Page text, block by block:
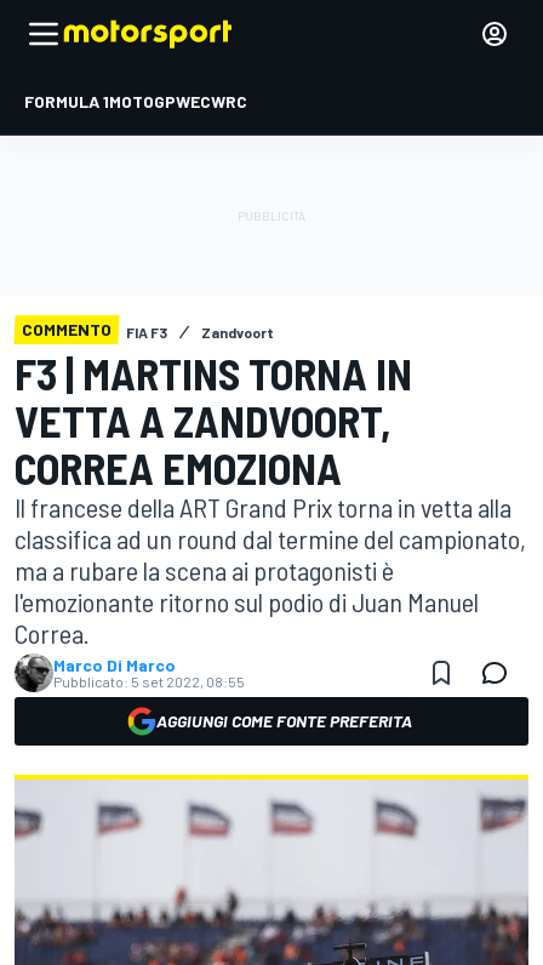
FORMULA 1MOTOGPWECWRC
COMMENTO FIA F3 Zandvoort
F3 | MARTINS TORNA IN
VETTA A ZANDVOORT,
CORREA EMOZIONA
Il francese della ART Grand Prix torna in vetta alla
classifica ad un round dal termine del campionato,
ma a rubare la scena ai protagonisti è
l'emozionante ritorno sul podio di Juan Manuel
Correa.
Marco Di Marco
Pubblicato: 5 set 2022, 08:55
AGGIUNGI COME FONTE PREFERITA